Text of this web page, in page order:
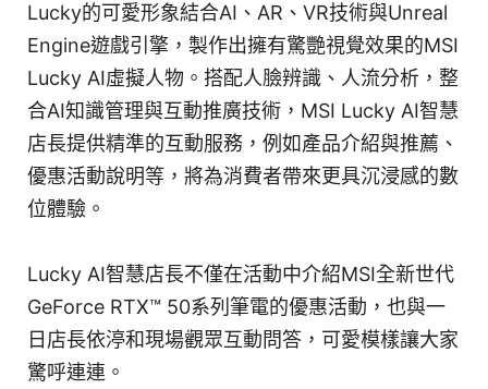
Lucky的可愛形象結合AI、AR、VR技術與Unreal
Engine遊戲引擎，製作出擁有驚艷視覺效果的MSI
Lucky AI虛擬人物。搭配人臉辨識、人流分析，整
合AI知識管理與互動推廣技術，MSI Lucky AI智慧
店長提供精準的互動服務，例如產品介紹與推薦、
優惠活動說明等，將為消費者帶來更具沉浸感的數
位體驗。
Lucky AI智慧店長不僅在活動中介紹MSI全新世代
GeForce RTX™ 50系列筆電的優惠活動，也與一
日店長依渟和現場觀眾互動問答，可愛模樣讓大家
驚呼連連。